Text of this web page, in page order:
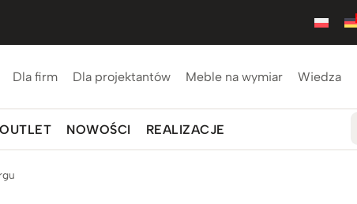
Dla firm Dla projektantów Meble na wymiar Wiedza
OUTLET NOWOŚCI REALIZACJE